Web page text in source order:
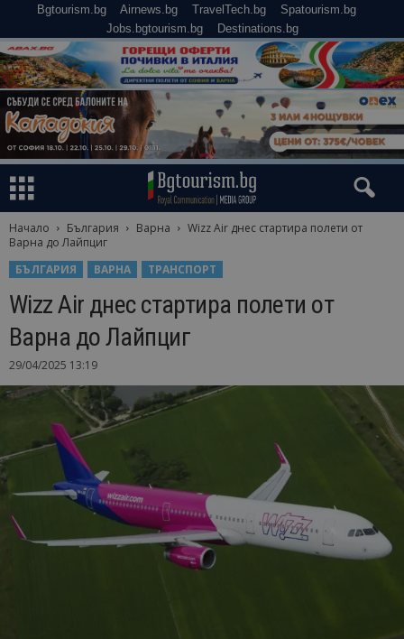
Bgtourism.bg Airnews.bg TravelTech.bg
Spatourism.bg
Jobs.bgtourism.bg
Destinations.bg
Начало България Варна
Wizz Air днес стартира полети от
Варна до Лайпциг
БЪЛГАРИЯ
ВАРНА ТРАНСПОРТ
Wizz Air днес стартира полети от
Варна до Лайпциг
29/04/2025 13:19